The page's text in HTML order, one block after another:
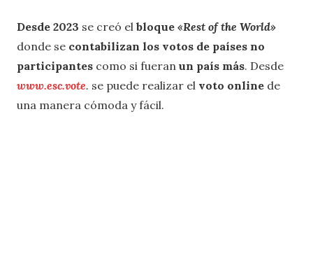
Desde 2023 se creó el bloque «Rest of the World»
donde se contabilizan los votos de países no
participantes como si fueran un país más. Desde
www.esc.vote. se puede realizar el voto online de
una manera cómoda y fácil.